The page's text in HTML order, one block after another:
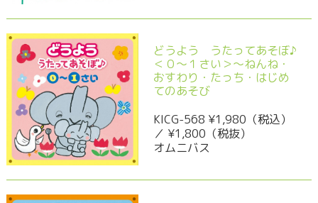
どうよう うたってあそぼ♪
＜０～１さい＞～ねんね・
おすわり・たっち・はじめ
てのあそび
KICG-568 ¥1,980（税込）
／ ¥1,800（税抜）
オムニバス